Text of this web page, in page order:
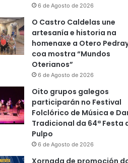
6 de Agosto de 2026
O Castro Caldelas une
artesanía e historia na
homenaxe a Otero
coa mostra “Mundos
Oterianos”
6 de Agosto de 2026
Oito grupos galegos
participarán no Festival
Folclórico de Música e
Tradicional da 64ª Festa
Pulpo
6 de Agosto de 2026
Xornada de promoción